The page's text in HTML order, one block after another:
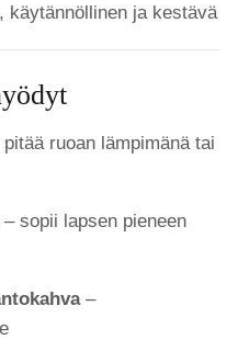
käytännöllinen ja kestävä
pitää ruoan lämpimänä tai
– sopii lapsen pieneen
–